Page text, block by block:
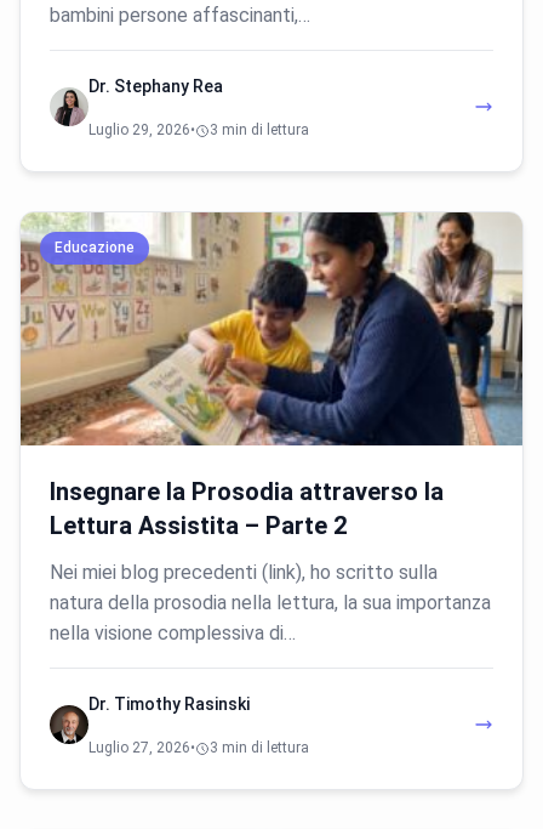
bambini persone affascinanti,…
Dr. Stephany Rea
Luglio 29, 2026• 3 min di lettura
Educazione
Insegnare la Prosodia attraverso la
Lettura Assistita – Parte 2
Nei miei blog precedenti (link), ho scritto sulla
natura della prosodia nella lettura, la sua importanza
nella visione complessiva di…
Dr. Timothy Rasinski
Luglio 27, 2026• 3 min di lettura